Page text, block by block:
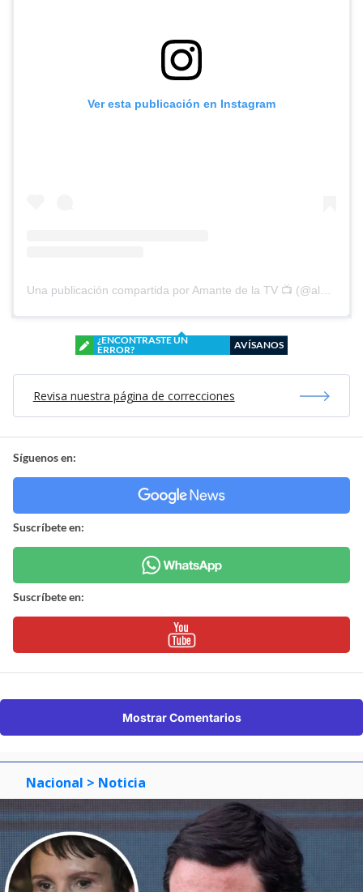
Ver esta publicación en Instagram
Una publicación compartida por Amante de la TV 📺 (@alguien_te_observa)
¿ENCONTRASTE UN
ERROR?
AVÍSANOS
Revisa nuestra página de correcciones
Síguenos en:
Suscríbete en:
Suscríbete en:
Mostrar Comentarios
Nacional > Noticia